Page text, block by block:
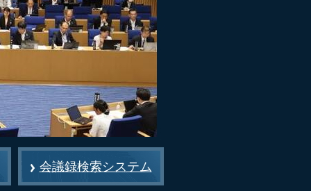
会議録検索システム